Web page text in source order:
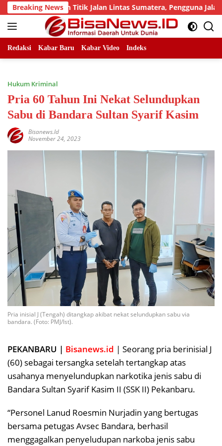
Skip
to
content
Breaking News
Sejumlah Titik Jalan Lintas Sumatera, Pengguna Jalan
Redaksi Kabar Baru Kabar Video Indeks
Hukum Kriminal
Pria 60 Tahun Ini Nekat Selundupkan
Sabu di Bandara Sultan Syarif Kasim
Bisanews.id
November 24, 2023
Pria inisial J (Tengah) ditangkap akibat nekat selundupkan sabu via
bandara. (Foto: PMJ/Ist).
PEKANBARU | Bisanews.id | Seorang pria berinisial J
(60) sebagai tersangka setelah tertangkap atas
usahanya menyelundupkan narkotika jenis sabu di
Bandara Sultan Syarif Kasim II (SSK II) Pekanbaru.
“Personel Lanud Roesmin Nurjadin yang bertugas
bersama petugas Avsec Bandara, berhasil
menggagalkan penyeludupan narkoba jenis sabu